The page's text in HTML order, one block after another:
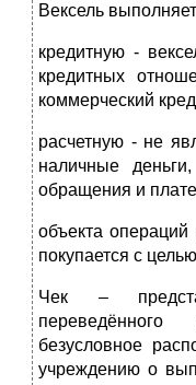
Вексель
кредитную -
кредитных
коммерческий
расчетную - не
наличные
обращения и
объекта
покупается с
Чек –
безусловное
учреждению о